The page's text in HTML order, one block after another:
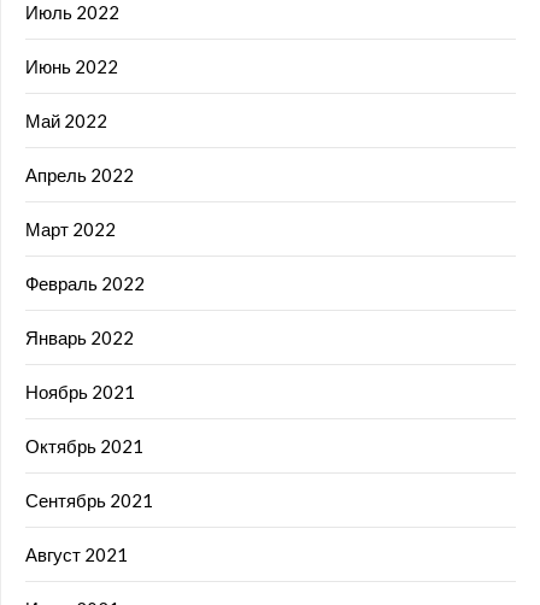
Июль 2022
Июнь 2022
Май 2022
Апрель 2022
Март 2022
Февраль 2022
Январь 2022
Ноябрь 2021
Октябрь 2021
Сентябрь 2021
Август 2021